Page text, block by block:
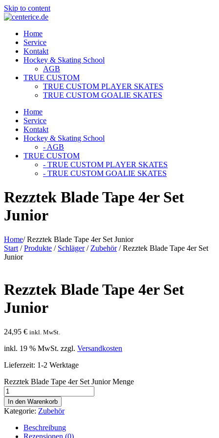
Skip to content
Home
Service
Kontakt
Hockey & Skating School
AGB
TRUE CUSTOM
TRUE CUSTOM PLAYER SKATES
TRUE CUSTOM GOALIE SKATES
Home
Service
Kontakt
Hockey & Skating School
- AGB
TRUE CUSTOM
- TRUE CUSTOM PLAYER SKATES
- TRUE CUSTOM GOALIE SKATES
Rezztek Blade Tape 4er Set
Junior
Home/Rezztek Blade Tape 4er Set Junior
Start /Produkte / Schläger/ Zubehör/ Rezztek Blade Tape 4er Set
Junior
Rezztek Blade Tape 4er Set
Junior
24,95 € inkl. MwSt.
inkl. 19 % MwSt. zzgl. Versandkosten
Lieferzeit: 1-2 Werktage
Rezztek Blade Tape 4er Set Junior Menge
In den Warenkorb
Kategorie: Zubehör
Beschreibung
Rezensionen (0)